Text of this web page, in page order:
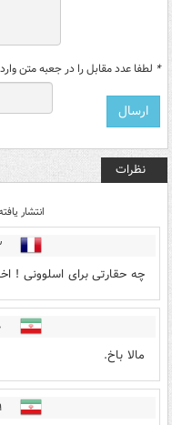
* لطفا عدد مقابل را در جعبه متن
نظرات
انتشار
چه حقارتی برای اسلوونی !
مالا باخ.